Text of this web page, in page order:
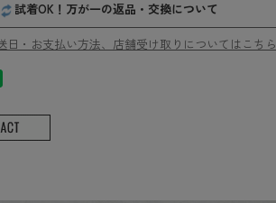
試着OK！万が一の返品・交換について
・お支払い方法、店舗受け取りについてはこちら